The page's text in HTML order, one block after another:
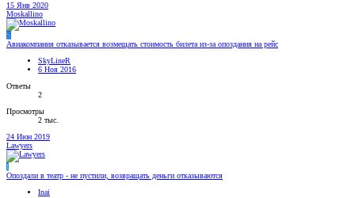
15 Янв 2020
Moskallino
S
Авиакомпания отказывается возмещать стоимость билета из-за опоздания на рейс
SkyLineR
6 Ноя 2016
Ответы
2
Просмотры
2 тыс.
24 Июн 2019
Lawyers
I
Опоздали в театр - не пустили, возвращать деньги отказываются
Inai